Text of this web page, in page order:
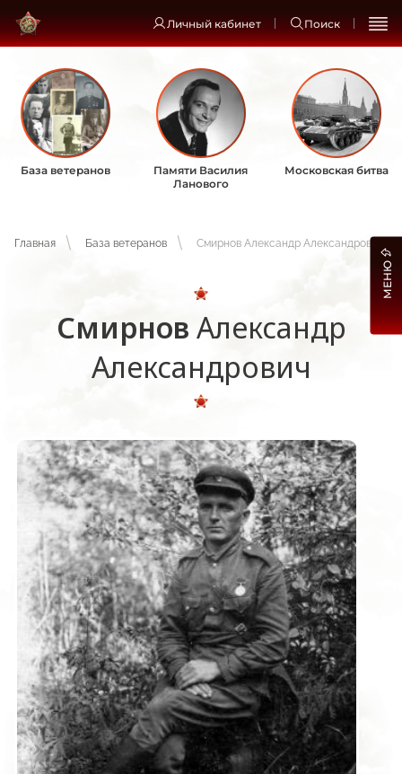
Личный кабинет Поиск
База ветеранов
Памяти Василия
Ланового
Московская битва
Главная База ветеранов Смирнов Александр Александрович
Смирнов Александр
Александрович
МЕНЮ